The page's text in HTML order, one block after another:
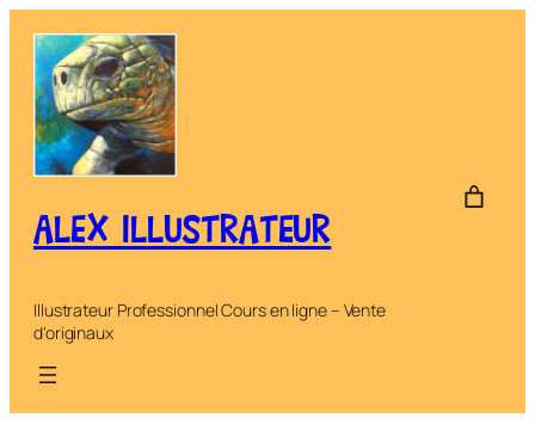
contenu
ALEX ILLUSTRATEUR
Illustrateur Professionnel Cours en ligne – Vente
d'originaux